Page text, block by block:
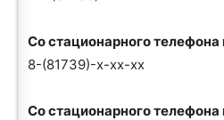
Со стационарного телефона
8-(81739)-x-xx-xx
Со стационарного телефона